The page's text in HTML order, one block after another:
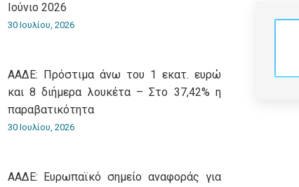
Ιούνιο 2026
30 Ιουλίου, 2026
ΑΑΔΕ: Πρόστιμα άνω του 1 εκατ. ευρώ
και 8 διήμερα λουκέτα – Στο 37,42% η
παραβατικότητα
30 Ιουλίου, 2026
ΑΑΔΕ: Ευρωπαϊκό σημείο αναφοράς για